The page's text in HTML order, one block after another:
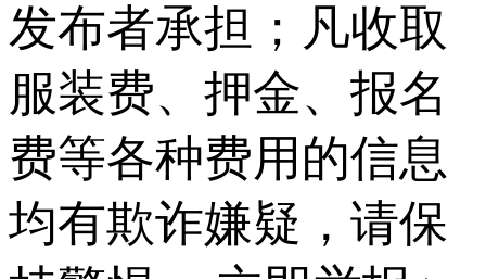
发布者承担；凡收取
服装费、押金、报名
费等各种费用的信息
均有欺诈嫌疑，请保